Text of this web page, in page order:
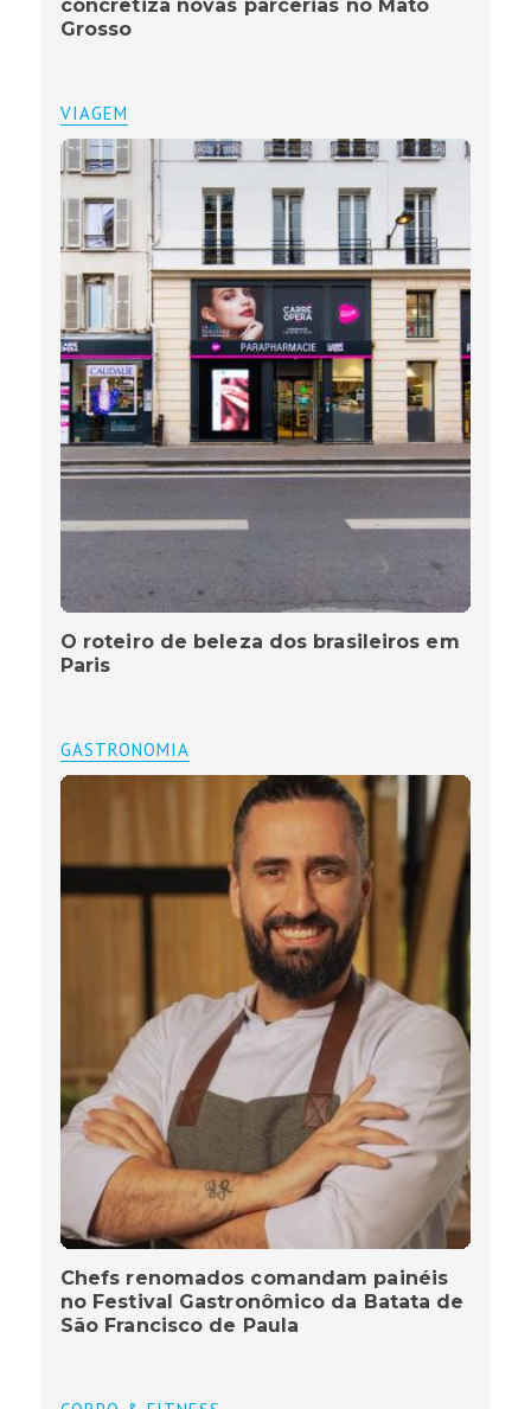
concretiza novas parcerias no Mato
Grosso
VIAGEM
O roteiro de beleza dos brasileiros em
Paris
GASTRONOMIA
Chefs renomados comandam painéis
no Festival Gastronômico da Batata de
São Francisco de Paula